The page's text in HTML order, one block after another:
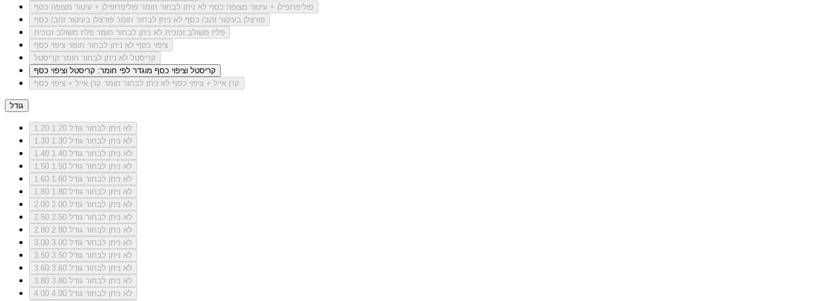
פוליפרופילן + עיטור מצופה כסף לא ניתן לבחור חומר פוליפרופילן + עיטור מצופה כסף
פורצלן בעיטור זהב/ כסף לא ניתן לבחור חומר פורצלן בעיטור זהב/ כסף
פליז משולב זכוכית לא ניתן לבחור חומר פליז משולב זכוכית
ציפוי כסף לא ניתן לבחור חומר ציפוי כסף
קריסטל לא ניתן לבחור חומר קריסטל
קריסטל וציפוי כסף מוגדר לפי חומר: קריסטל וציפוי כסף
קרן אייל + ציפוי כסף לא ניתן לבחור חומר קרן אייל + ציפוי כסף
גודל
1.20
לא ניתן לבחור גודל 1.20
1.30
לא ניתן לבחור גודל 1.30
1.40
לא ניתן לבחור גודל 1.40
1.50
לא ניתן לבחור גודל 1.50
1.60
לא ניתן לבחור גודל 1.60
1.80
לא ניתן לבחור גודל 1.80
2.00
לא ניתן לבחור גודל 2.00
2.50
לא ניתן לבחור גודל 2.50
2.80
לא ניתן לבחור גודל 2.80
3.00
לא ניתן לבחור גודל 3.00
3.50
לא ניתן לבחור גודל 3.50
3.60
לא ניתן לבחור גודל 3.60
3.80
לא ניתן לבחור גודל 3.80
4.00
לא ניתן לבחור גודל 4.00